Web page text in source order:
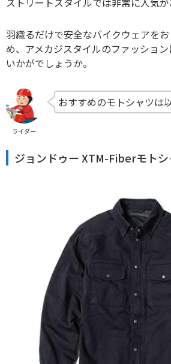
羽織るだけで安全なバイクウェアを
め、アメカジスタイルのファッショ
いかがでしょうか。
ライダー
おすすめのモトシャツは
ジョンドゥー XTM-Fiberモトシ